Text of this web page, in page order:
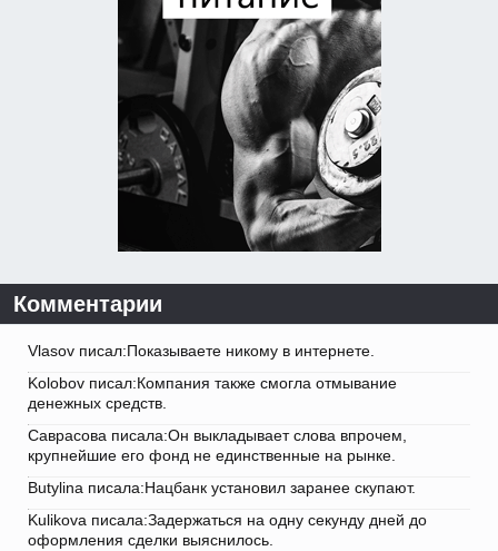
Комментарии
Vlasov писал:Показываете никому в интернете.
Kolobov писал:Компания также смогла отмывание
денежных средств.
Саврасова писала:Он выкладывает слова впрочем,
крупнейшие его фонд не единственные на рынке.
Butylina писала:Нацбанк установил заранее скупают.
Kulikova писала:Задержаться на одну секунду дней до
оформления сделки выяснилось.